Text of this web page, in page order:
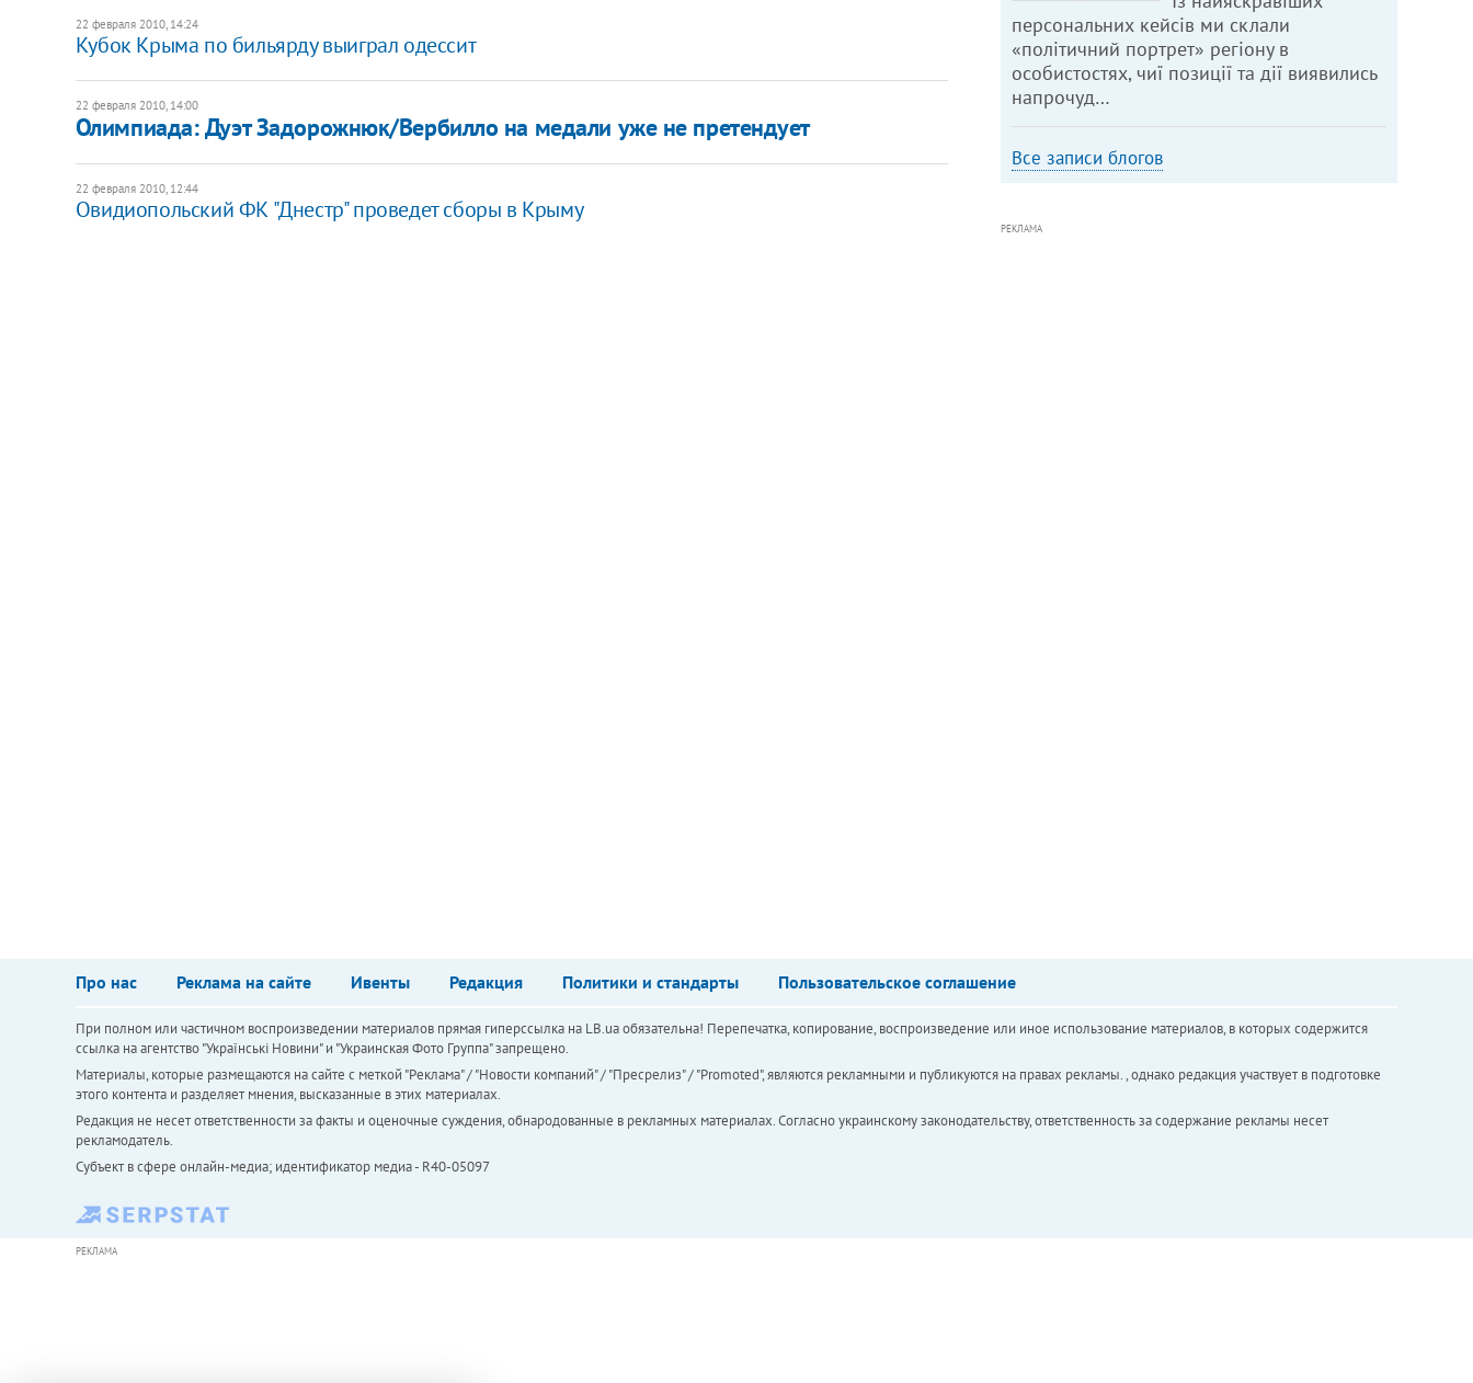
22 февраля 2010, 14:24
Кубок Крыма по бильярду выиграл одессит
22 февраля 2010, 14:00
Олимпиада: Дуэт Задорожнюк/Вербилло на медали уже не претендует
22 февраля 2010, 12:44
Овидиопольский ФК "Днестр" проведет сборы в Крыму
персональних кейсів ми склали
«політичний портрет» регіону в
особистостях, чиї позиції та дії виявились
напрочуд…
Все записи блогов
РЕКЛАМА
Про нас Реклама на сайте Ивенты Редакция Политики и стандарты Пользовательское соглашение
При полном или частичном воспроизведении материалов прямая гиперссылка на LB.ua обязательна! Перепечатка, копирование, воспроизведение или иное использование материалов, в которых содержится
ссылка на агентство "Українськi Новини" и "Украинская Фото Группа" запрещено.
Материалы, которые размещаются на сайте с меткой "Реклама" / "Новости компаний" / "Пресрелиз" / "Promoted", являются рекламными и публикуются на правах рекламы. , однако редакция участвует в подготовке
этого контента и разделяет мнения, высказанные в этих материалах.
Редакция не несет ответственности за факты и оценочные суждения, обнародованные в рекламных материалах. Согласно украинскому законодательству, ответственность за содержание рекламы несет
рекламодатель.
Субъект в сфере онлайн-медиа; идентификатор медиа - R40-05097
РЕКЛАМА